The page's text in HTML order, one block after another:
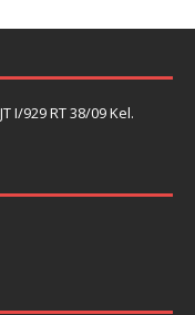
I/929 RT 38/09 Kel.